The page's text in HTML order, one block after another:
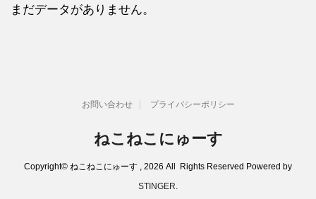
リ
まだデータがありません。
お問い合わせ プライバシーポリシー
ねこねこにゅーす
Copyright© ねこねこにゅーす , 2026 All Rights Reserved Powered by
STINGER